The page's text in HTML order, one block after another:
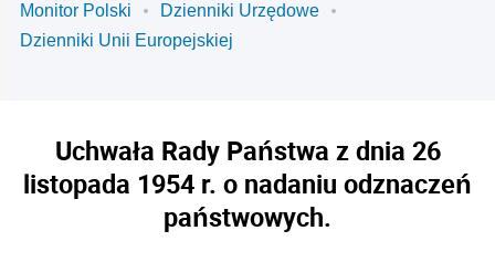
Monitor Polski
Dzienniki Urzędowe
Dzienniki Unii Europejskiej
Uchwała Rady Państwa z dnia 26
listopada 1954 r. o nadaniu odznaczeń
państwowych.